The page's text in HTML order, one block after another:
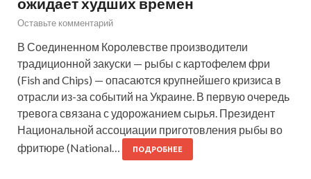
Оставьте комментарий
В Соединенном Королевстве производители
традиционной закуски — рыбы с картофелем фри
(Fish and Chips) — опасаются крупнейшего кризиса в
отрасли из-за событий на Украине. В первую очередь
тревога связана с удорожанием сырья. Президент
Национальной ассоциации приготовления рыбы во
фритюре (National…
ПОДРОБНЕЕ